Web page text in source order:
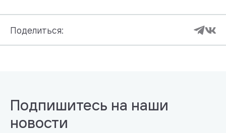
Поделиться:
Подпишитесь на наши
новости